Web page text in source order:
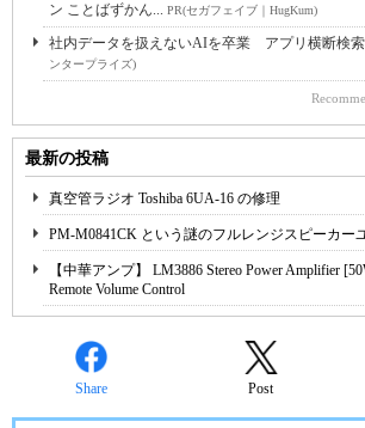
ン ことばずかん... PR(セガフェイブ｜HugKum)
社内データを扱えないAIを卒業 アプリ横断検
ンタープライズ)
最新の投稿
真空管ラジオ Toshiba 6UA-16 の修理
PM-M0841CK という謎のフルレンジスピーカー
【中華アンプ】 LM3886 Stereo Power Amplifier
Remote Volume Control
Share Post